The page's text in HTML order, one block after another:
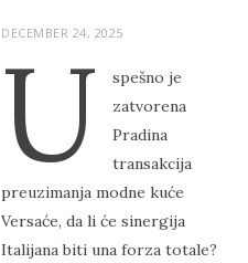
P
O
DECEMBER 24, 2025
U
spešno je
zatvorena
Pradina
transakcija
preuzimanja modne kuće
Versaće, da li će sinergija
Italijana biti una forza totale?